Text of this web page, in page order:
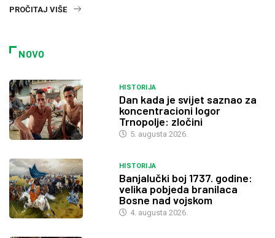
PROČITAJ VIŠE
NOVO
HISTORIJA
Dan kada je svijet saznao za
koncentracioni logor
Trnopolje: zločini
5. augusta 2026.
HISTORIJA
Banjalučki boj 1737. godine:
velika pobjeda branilaca
Bosne nad vojskom
4. augusta 2026.